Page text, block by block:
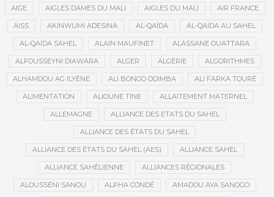
AIGE AIGLES DAMES DU MALI AIGLES DU MALI AIR FRANCE
AISS AKINWUMI ADESINA AL-QAÏDA AL-QAÏDA AU SAHEL
AL-QAÏDA SAHEL ALAIN MAUFINET ALASSANE OUATTARA
ALFOUSSEYNI DIAWARA ALGER ALGÉRIE ALGORITHMES
ALHAMDOU AG ILYÈNE ALI BONGO ODIMBA ALI FARKA TOURÉ
ALIMENTATION ALIOUNE TINE ALLAITEMENT MATERNEL
ALLEMAGNE ALLIANCE DES ETATS DU SAHEL
ALLIANCE DES ÉTATS DU SAHEL
ALLIANCE DES ÉTATS DU SAHEL (AES) ALLIANCE SAHEL
ALLIANCE SAHÉLIENNE ALLIANCES RÉGIONALES
ALOUSSÉNI SANOU ALPHA CONDÉ AMADOU AYA SANOGO